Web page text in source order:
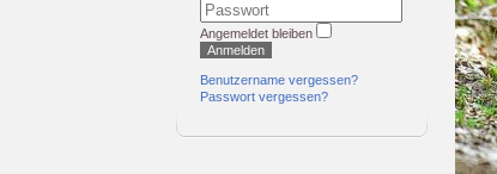
Angemeldet bleiben
Anmelden
Benutzername vergessen?
Passwort vergessen?